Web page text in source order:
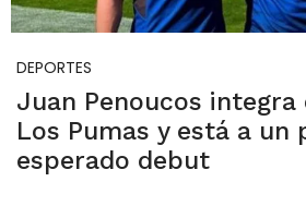
DEPORTES
Juan Penoucos integra
Los Pumas y está a un
esperado debut